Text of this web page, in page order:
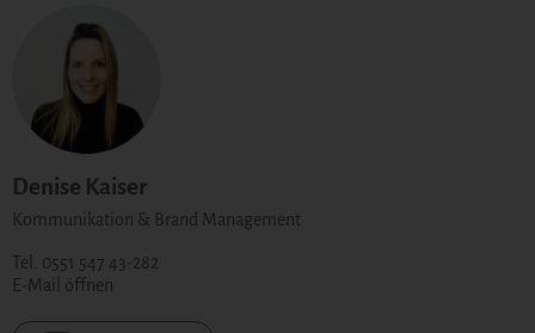
Denise Kaiser
Kommunikation & Brand Management
Tel. 0551 547 43-282
E-Mail öffnen